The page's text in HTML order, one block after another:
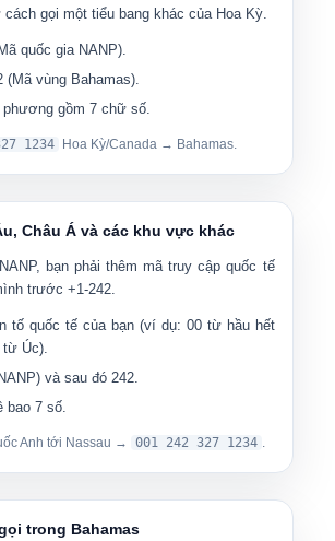
cách gọi một tiểu bang khác của Hoa Kỳ.
quốc gia NANP).
(Mã vùng Bahamas).
phương gồm 7 chữ số.
1234 Hoa Kỳ/Canada → Bahamas.
Châu Á và các khu vực khác
bạn phải thêm mã truy cập quốc tế
trước +1-242.
tố quốc tế của bạn (ví dụ: 00 từ hầu hết
từ Úc).
và sau đó242.
bao 7 số.
Anh tới Nassau → 001 242 327 1234 .
trong Bahamas